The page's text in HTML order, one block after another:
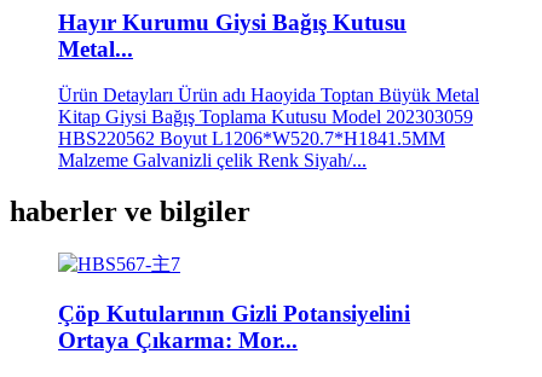
Hayır Kurumu Giysi Bağış Kutusu
Metal...
Ürün Detayları Ürün adı Haoyida Toptan Büyük Metal
Kitap Giysi Bağış Toplama Kutusu Model 202303059
HBS220562 Boyut L1206*W520.7*H1841.5MM
Malzeme Galvanizli çelik Renk Siyah/...
haberler ve bilgiler
Çöp Kutularının Gizli Potansiyelini
Ortaya Çıkarma: Mor...